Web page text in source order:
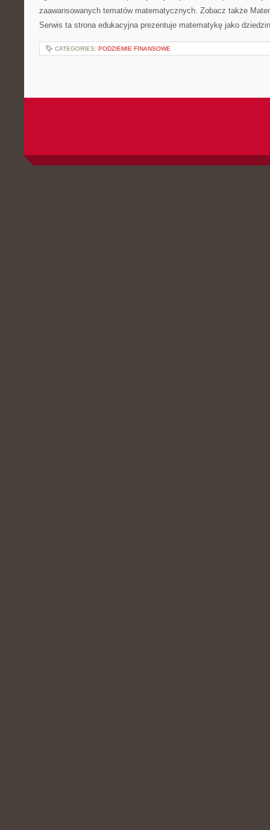
zaawansowanych tematów matematycznych. Zobacz także
Serwis ta strona edukacyjna prezentuje matematykę jako
CATEGORIES: PODZIEMIE FINANSOWE